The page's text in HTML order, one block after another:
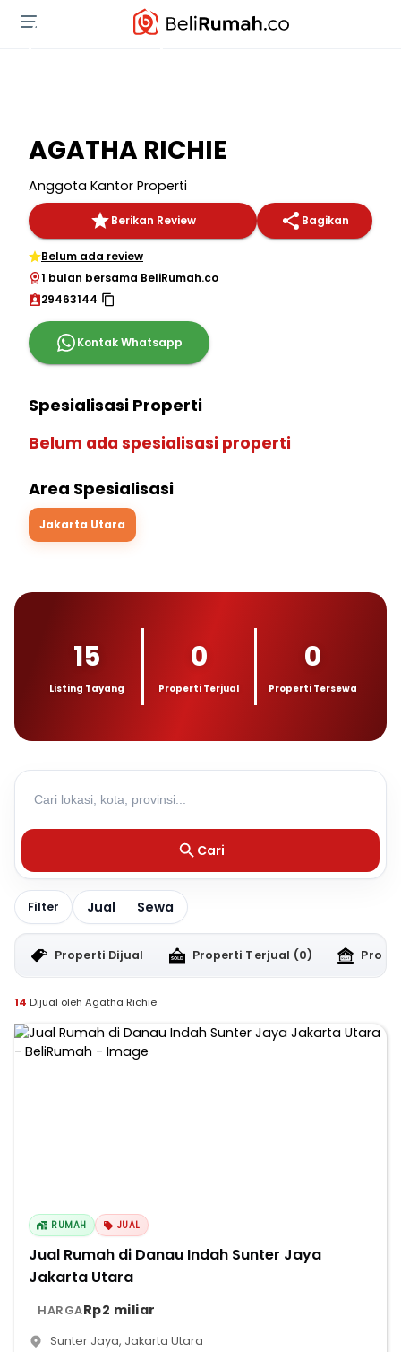
AGATHA RICHIE
Anggota Kantor Properti
Berikan Review Bagikan
Belum ada review
1 bulan bersama BeliRumah.co
29463144
Kontak Whatsapp
Spesialisasi Properti
Belum ada spesialisasi properti
Area Spesialisasi
Jakarta Utara
15
Listing Tayang
0
Properti Terjual
0
Properti Tersewa
Cari
Filter Jual Sewa
Properti Dijual Properti Terjual (0)
14 Dijual oleh Agatha Richie
RUMAH JUAL
Jual Rumah di Danau Indah Sunter Jaya
Jakarta Utara
HARGARp2 miliar
Sunter Jaya, Jakarta Utara